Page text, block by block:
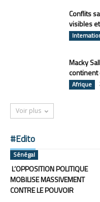
Conflits
visibles
Macky
continent
Afrique
Voir plus
#Edito
Sénégal
L’OPPOSITION POLITIQUE
MOBILISE MASSIVEMENT
CONTRE LE POUVOIR